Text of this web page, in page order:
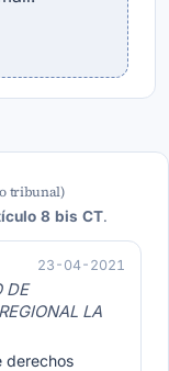
tribunal)
8 bis CT.
23-04-2021
DE
LA
derechos